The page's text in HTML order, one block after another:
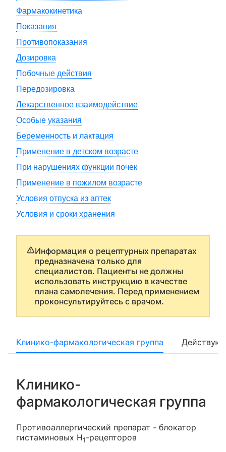
Фармакокинетика
Показания
Противопоказания
Дозировка
Побочные действия
Передозировка
Лекарственное взаимодействие
Особые указания
Беременность и лактация
Применение в детском возрасте
При нарушениях функции почек
Применение в пожилом возрасте
Условия отпуска из аптек
Условия и сроки хранения
Информация о рецептурных препаратах
предназначена только для
специалистов. Пациенты не должны
использовать инструкцию в качестве
плана самолечения. Перед применением
проконсультируйтесь с врачом.
Клинико-фармакологическая группа
Клинико-
фармакологическая группа
Противоаллергический препарат - блокатор
гистаминовых Н1-рецепторов